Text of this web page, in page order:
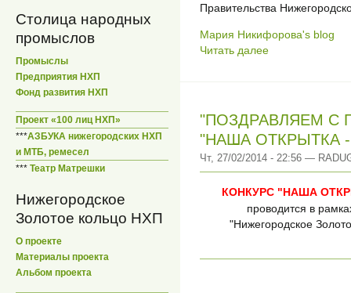
Столица народных
промыслов
Промыслы
Предприятия НХП
Фонд развития НХП
Проект «100 лиц НХП»
***АЗБУКА нижегородских НХП
и МТБ, ремесел
*** Театр Матрешки
Нижегородское
Золотое кольцо НХП
О проекте
Материалы проекта
Альбом проекта
Правительства
Мария Никифорова's blog
Читать далее
"ПОЗДРАВЛЯЕМ С
"НАША
Чт, 27/02/2014 - 22:56 —
КОНКУРС "НАША
проводится в
"Нижегородское